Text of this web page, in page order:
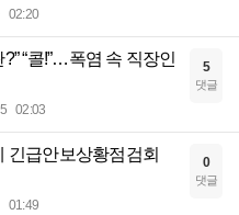
02:20
“콜!”…폭염 속 직장인
02:03
5
댓글
긴급안보상황점검회
01:49
0
댓글